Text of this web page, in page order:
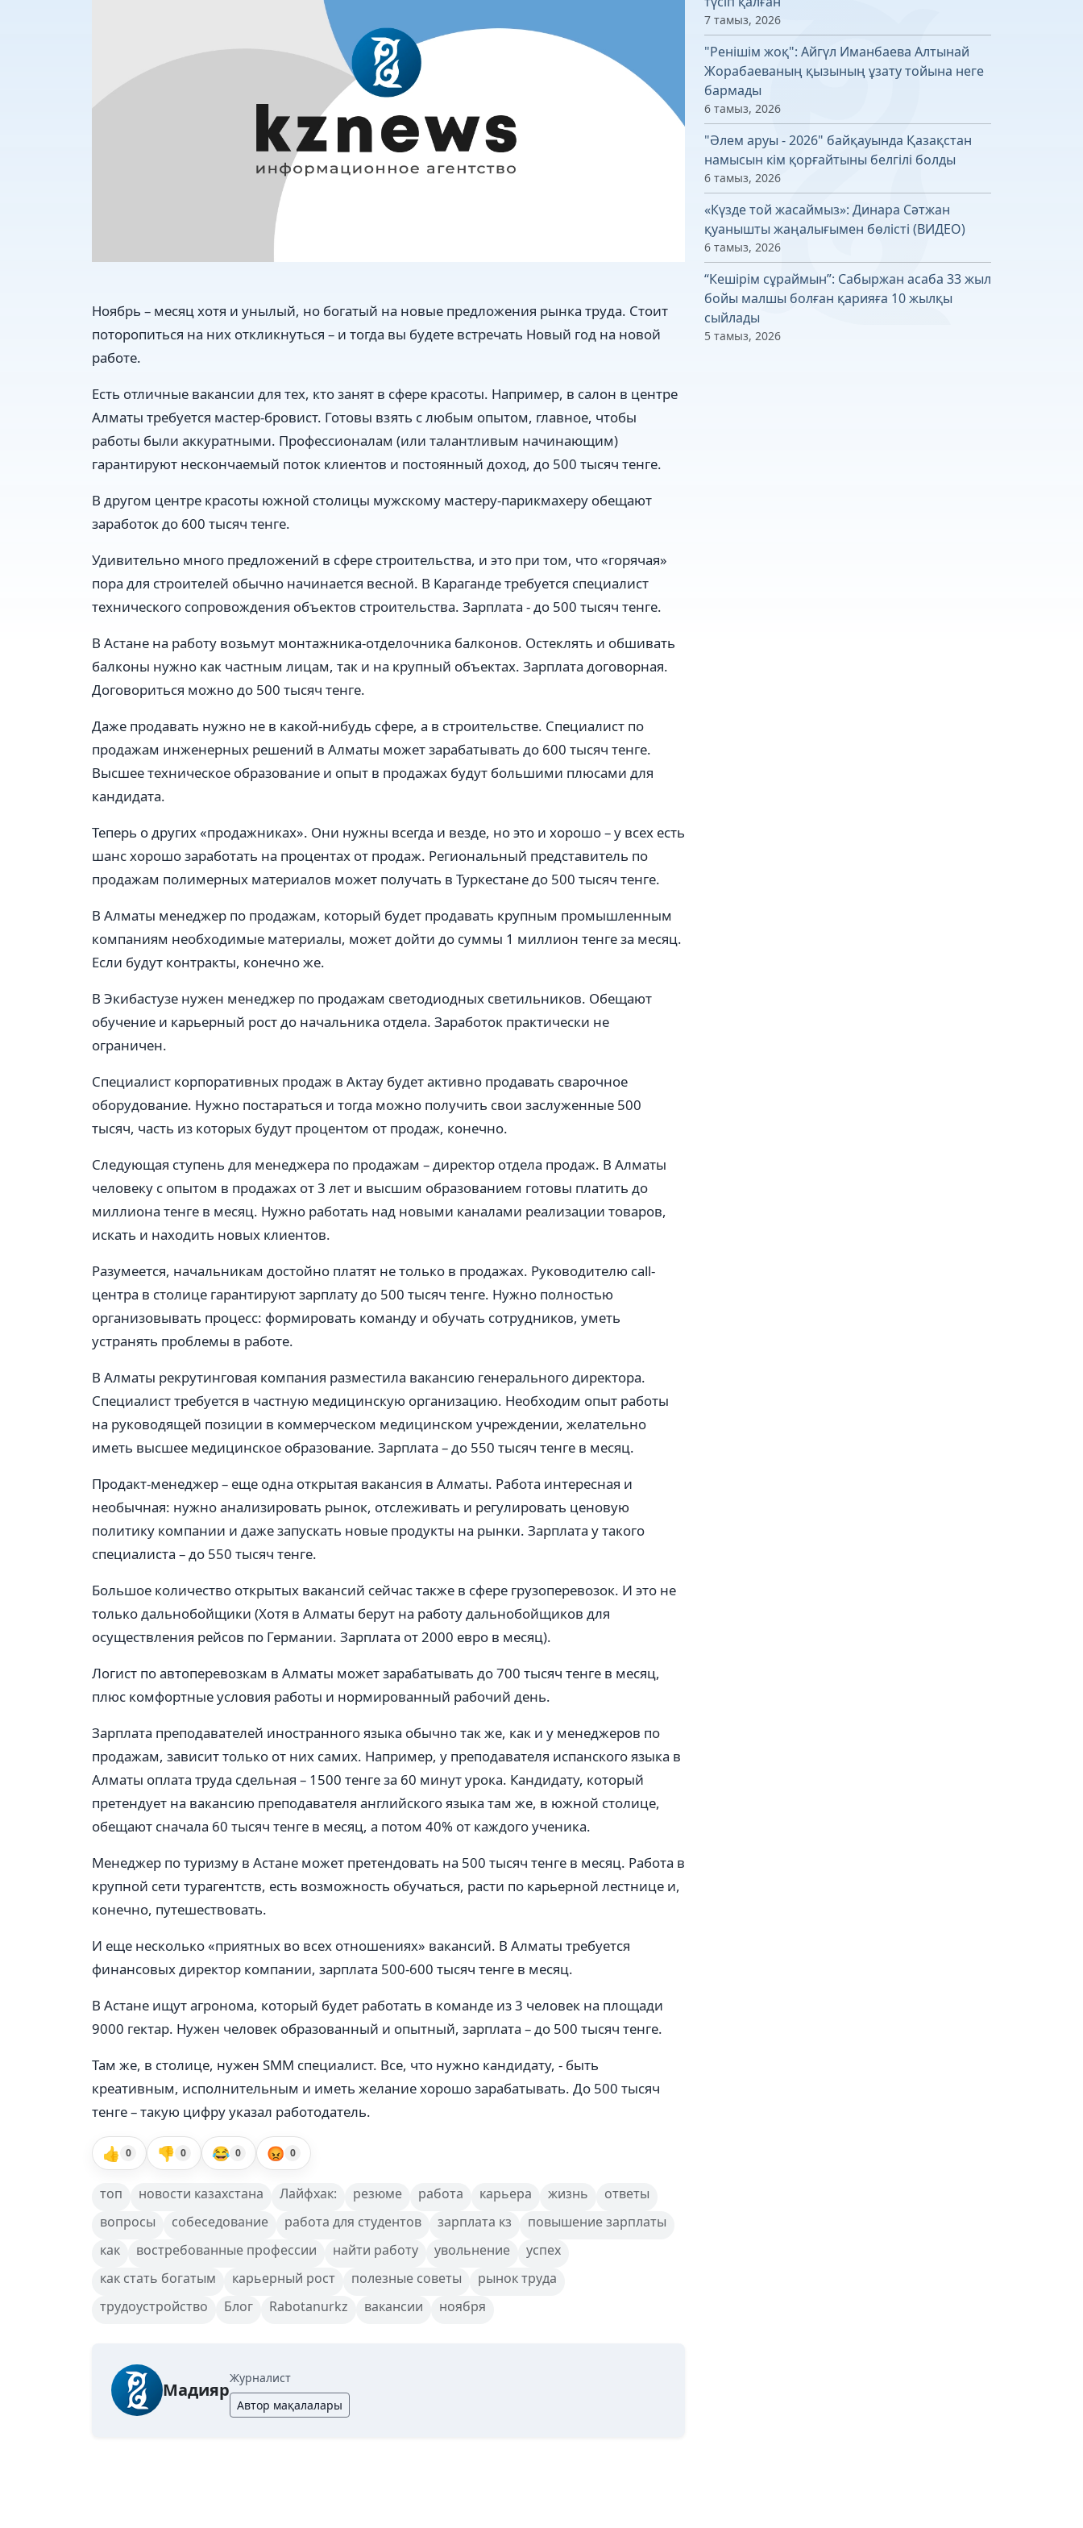
Ноябрь – месяц хотя и унылый, но богатый на новые предложения рынка труда. Стоит
поторопиться на них откликнуться – и тогда вы будете встречать Новый год на новой
работе.
Есть отличные вакансии для тех, кто занят в сфере красоты. Например, в салон в центре
Алматы требуется мастер-бровист. Готовы взять с любым опытом, главное, чтобы
работы были аккуратными. Профессионалам (или талантливым начинающим)
гарантируют нескончаемый поток клиентов и постоянный доход, до 500 тысяч тенге.
В другом центре красоты южной столицы мужскому мастеру-парикмахеру обещают
заработок до 600 тысяч тенге.
Удивительно много предложений в сфере строительства, и это при том, что «горячая»
пора для строителей обычно начинается весной. В Караганде требуется специалист
технического сопровождения объектов строительства. Зарплата - до 500 тысяч тенге.
В Астане на работу возьмут монтажника-отделочника балконов. Остеклять и обшивать
балконы нужно как частным лицам, так и на крупный объектах. Зарплата договорная.
Договориться можно до 500 тысяч тенге.
Даже продавать нужно не в какой-нибудь сфере, а в строительстве. Специалист по
продажам инженерных решений в Алматы может зарабатывать до 600 тысяч тенге.
Высшее техническое образование и опыт в продажах будут большими плюсами для
кандидата.
Теперь о других «продажниках». Они нужны всегда и везде, но это и хорошо – у всех есть
шанс хорошо заработать на процентах от продаж. Региональный представитель по
продажам полимерных материалов может получать в Туркестане до 500 тысяч тенге.
В Алматы менеджер по продажам, который будет продавать крупным промышленным
компаниям необходимые материалы, может дойти до суммы 1 миллион тенге за месяц.
Если будут контракты, конечно же.
В Экибастузе нужен менеджер по продажам светодиодных светильников. Обещают
обучение и карьерный рост до начальника отдела. Заработок практически не
ограничен.
Специалист корпоративных продаж в Актау будет активно продавать сварочное
оборудование. Нужно постараться и тогда можно получить свои заслуженные 500
тысяч, часть из которых будут процентом от продаж, конечно.
Следующая ступень для менеджера по продажам – директор отдела продаж. В Алматы
человеку с опытом в продажах от 3 лет и высшим образованием готовы платить до
миллиона тенге в месяц. Нужно работать над новыми каналами реализации товаров,
искать и находить новых клиентов.
Разумеется, начальникам достойно платят не только в продажах. Руководителю call-
центра в столице гарантируют зарплату до 500 тысяч тенге. Нужно полностью
организовывать процесс: формировать команду и обучать сотрудников, уметь
устранять проблемы в работе.
В Алматы рекрутинговая компания разместила вакансию генерального директора.
Специалист требуется в частную медицинскую организацию. Необходим опыт работы
на руководящей позиции в коммерческом медицинском учреждении, желательно
иметь высшее медицинское образование. Зарплата – до 550 тысяч тенге в месяц.
Продакт-менеджер – еще одна открытая вакансия в Алматы. Работа интересная и
необычная: нужно анализировать рынок, отслеживать и регулировать ценовую
политику компании и даже запускать новые продукты на рынки. Зарплата у такого
специалиста – до 550 тысяч тенге.
Большое количество открытых вакансий сейчас также в сфере грузоперевозок. И это не
только дальнобойщики (Хотя в Алматы берут на работу дальнобойщиков для
осуществления рейсов по Германии. Зарплата от 2000 евро в месяц).
Логист по автоперевозкам в Алматы может зарабатывать до 700 тысяч тенге в месяц,
плюс комфортные условия работы и нормированный рабочий день.
Зарплата преподавателей иностранного языка обычно так же, как и у менеджеров по
продажам, зависит только от них самих. Например, у преподавателя испанского языка в
Алматы оплата труда сдельная – 1500 тенге за 60 минут урока. Кандидату, который
претендует на вакансию преподавателя английского языка там же, в южной столице,
обещают сначала 60 тысяч тенге в месяц, а потом 40% от каждого ученика.
Менеджер по туризму в Астане может претендовать на 500 тысяч тенге в месяц. Работа в
крупной сети турагентств, есть возможность обучаться, расти по карьерной лестнице и,
конечно, путешествовать.
И еще несколько «приятных во всех отношениях» вакансий. В Алматы требуется
финансовых директор компании, зарплата 500-600 тысяч тенге в месяц.
В Астане ищут агронома, который будет работать в команде из 3 человек на площади
9000 гектар. Нужен человек образованный и опытный, зарплата – до 500 тысяч тенге.
Там же, в столице, нужен SMM специалист. Все, что нужно кандидату, - быть
креативным, исполнительным и иметь желание хорошо зарабатывать. До 500 тысяч
тенге – такую цифру указал работодатель.
👍 0 👎 0 😂 0 😡 0
топ новости казахстана Лайфхак: резюме работа карьера жизнь
ответы
вопросы
собеседование работа для студентов зарплата кз
повышение зарплаты
как
востребованные профессии найти работу увольнение
успех
как стать богатым
карьерный рост полезные советы
рынок труда
трудоустройство
Блог Rabotanurkz вакансии ноября
Мадияр
Журналист
Автор мақалалары
7 тамыз, 2026
"Ренішім жоқ": Айгүл Иманбаева Алтынай
Жорабаеваның қызының ұзату тойына неге
бармады
6 тамыз, 2026
"Әлем аруы - 2026" байқауында Қазақстан
намысын кім қорғайтыны белгілі болды
6 тамыз, 2026
«Күзде той жасаймыз»: Динара Сәтжан
қуанышты жаңалығымен бөлісті (ВИДЕО)
6 тамыз, 2026
“Кешірім сұраймын”: Сабыржан асаба 33 жыл
бойы малшы болған қарияға 10 жылқы
сыйлады
5 тамыз, 2026